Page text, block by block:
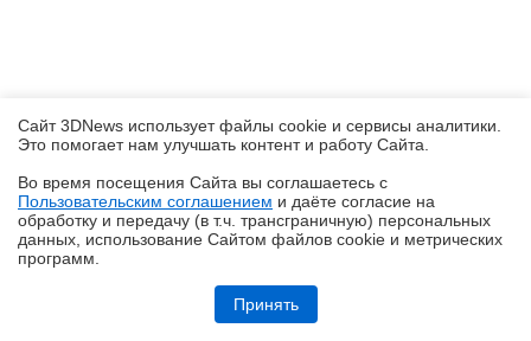
Обзор системы жидкостного охлаждения MSI MEG CoreLiquid E15
360: экран-водопад теперь и на СЖО
Сайт 3DNews использует файлы cookie и сервисы аналитики.
Это помогает нам улучшать контент и работу Cайта.
Во время посещения Cайта вы соглашаетесь с
Пользовательским соглашением и даёте согласие на
обработку и передачу (в т.ч. трансграничную) персональных
данных, использование Cайтом файлов cookie и метрических
программ.
Принять